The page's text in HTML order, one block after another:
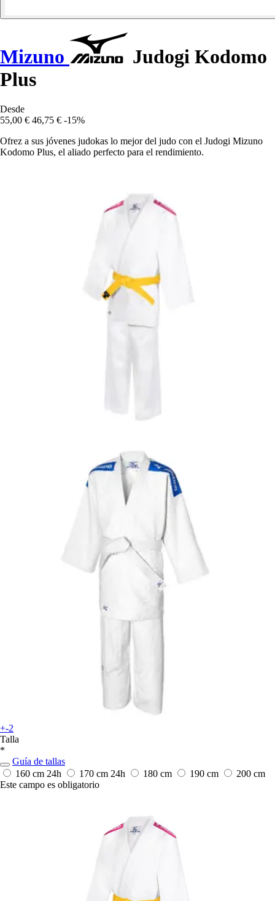
Mizuno
Judogi Kodomo
Plus
Desde
55,00 € 46,75 € -15%
Ofrez a sus jóvenes judokas lo mejor del judo con el Judogi Mizuno
Kodomo Plus, el aliado perfecto para el rendimiento.
+-2
Talla
*
Guía de tallas
160 cm 24h 170 cm 24h 180 cm 190 cm
200 cm
Este campo es obligatorio